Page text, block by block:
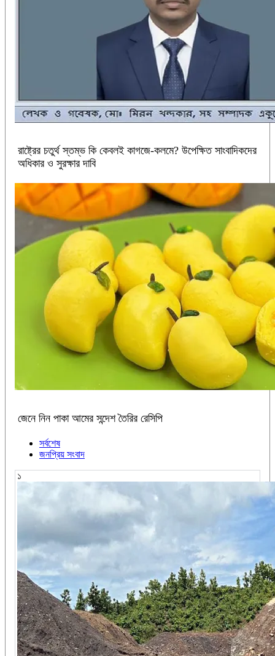
রাষ্ট্রের চতুর্থ স্তম্ভ কি কেবলই কাগজে-কলমে? উপেক্ষিত সাংবাদিকদের
অধিকার ও সুরক্ষার দাবি
জেনে নিন পাকা আমের সন্দেশ তৈরির রেসিপি
সর্বশেষ
জনপ্রিয় সংবাদ
১